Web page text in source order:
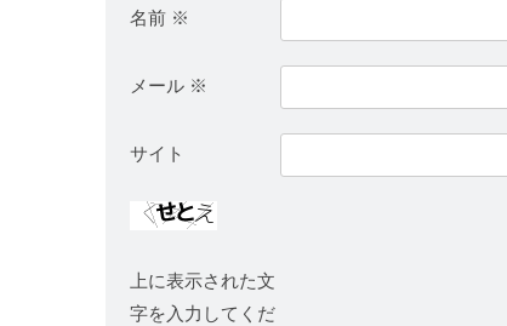
名前 ※
メール ※
サイト
上に表示された文
字を入力してくだ